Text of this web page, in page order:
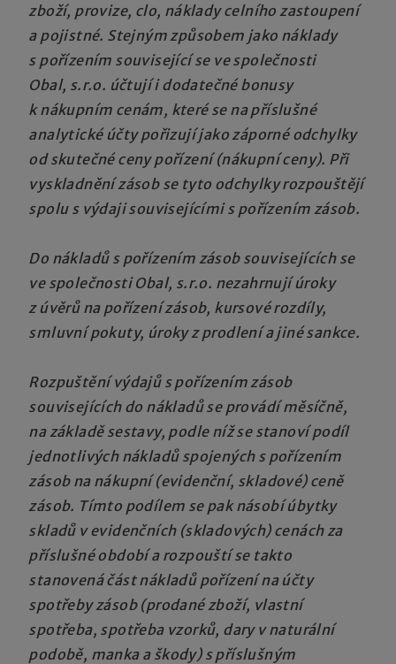
zboží, provize, clo, náklady celního zastoupení
a pojistné. Stejným způsobem jako náklady
s pořízením související se ve společnosti
Obal, s.r.o. účtují i dodatečné bonusy
k nákupním cenám, které se na příslušné
analytické účty pořizují jako záporné odchylky
od skutečné ceny pořízení (nákupní ceny). Při
vyskladnění zásob se tyto odchylky rozpouštějí
spolu s výdaji souvisejícími s pořízením zásob.
Do nákladů s pořízením zásob souvisejících se
ve společnosti Obal, s.r.o. nezahrnují úroky
z úvěrů na pořízení zásob, kursové rozdíly,
smluvní pokuty, úroky z prodlení a jiné sankce.
Rozpuštění výdajů s pořízením zásob
souvisejících do nákladů se provádí měsíčně,
na základě sestavy, podle níž se stanoví podíl
jednotlivých nákladů spojených s pořízením
zásob na nákupní (evidenční, skladové) ceně
zásob. Tímto podílem se pak násobí úbytky
skladů v evidenčních (skladových) cenách za
příslušné období a rozpouští se takto
stanovená část nákladů pořízení na účty
spotřeby zásob (prodané zboží, vlastní
spotřeba, spotřeba vzorků, dary v naturální
podobě, manka a škody) s příslušným